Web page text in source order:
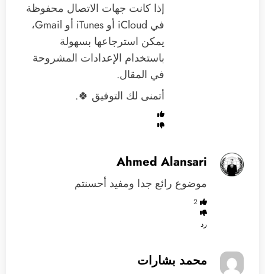
إذا كانت جهات الاتصال محفوظة
في iCloud أو iTunes أو Gmail،
يمكن استرجاعها بسهولة
باستخدام الإعدادات المشروحة
في المقال.
أتمنى لك التوفيق 🍀.
Ahmed Alansari
موضوع رائع جدا ومفيد أحسنتم
2
رد
محمد بشارات